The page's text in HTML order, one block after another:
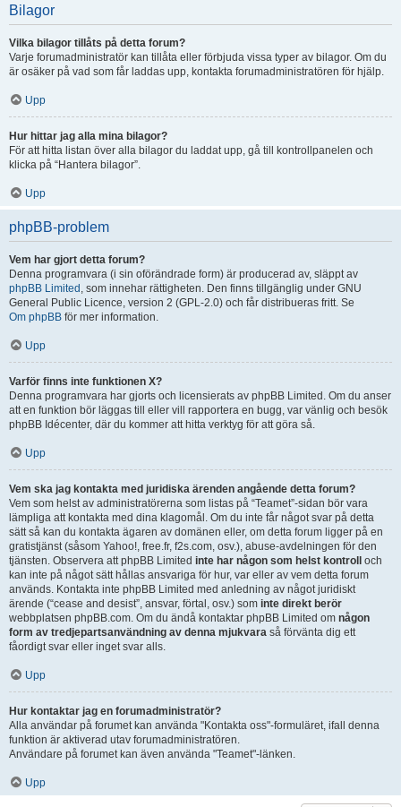
Bilagor
Vilka bilagor tillåts på detta forum?
Varje forumadministratör kan tillåta eller förbjuda vissa typer av bilagor. Om du
är osäker på vad som får laddas upp, kontakta forumadministratören för hjälp.
Upp
Hur hittar jag alla mina bilagor?
För att hitta listan över alla bilagor du laddat upp, gå till kontrollpanelen och
klicka på “Hantera bilagor”.
Upp
phpBB-problem
Vem har gjort detta forum?
Denna programvara (i sin oförändrade form) är producerad av, släppt av
phpBB Limited , som innehar rättigheten. Den finns tillgänglig under GNU
General Public Licence, version 2 (GPL-2.0) och får distribueras fritt. Se
Om phpBB för mer information.
Upp
Varför finns inte funktionen X?
Denna programvara har gjorts och licensierats av phpBB Limited. Om du anser
att en funktion bör läggas till eller vill rapportera en bugg, var vänlig och besök
phpBB Idécenter, där du kommer att hitta verktyg för att göra så.
Upp
Vem ska jag kontakta med juridiska ärenden angående detta forum?
Vem som helst av administratörerna som listas på “Teamet”-sidan bör vara
lämpliga att kontakta med dina klagomål. Om du inte får något svar på detta
sätt så kan du kontakta ägaren av domänen eller, om detta forum ligger på en
gratistjänst (såsom Yahoo!, free.fr, f2s.com, osv.), abuse-avdelningen för den
tjänsten. Observera att phpBB Limited inte har någon som helst kontroll
och
kan inte på något sätt hållas ansvariga för hur, var eller av vem detta forum
används. Kontakta inte phpBB Limited med anledning av något juridiskt
ärende (“cease and desist”, ansvar, förtal, osv.) som inte direkt berör
webbplatsen phpBB.com. Om du ändå kontaktar phpBB Limited om någon
form av tredjepartsanvändning av denna mjukvara så förvänta dig ett
fåordigt svar eller inget svar alls.
Upp
Hur kontaktar jag en forumadministratör?
Alla användar på forumet kan använda "Kontakta oss"-formuläret, ifall denna
funktion är aktiverad utav forumadministratören.
Användare på forumet kan även använda "Teamet"-länken.
Upp